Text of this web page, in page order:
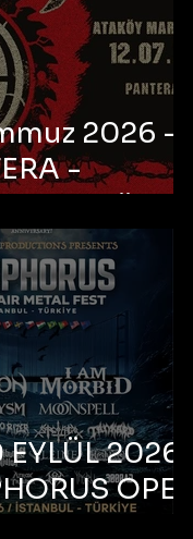
2026 -
-
Ataköy
Arena
2026 –
OPEN
FEST